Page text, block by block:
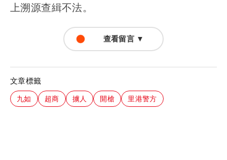
上溯源查緝不法。
查看留言 ▼
文章標籤
九如 超商 擄人 開槍 里港警方